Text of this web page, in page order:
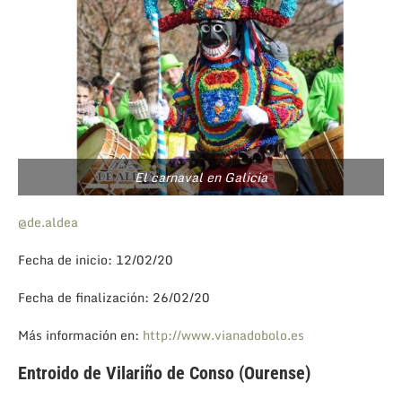
El carnaval en Galicia
@de.aldea
Fecha de inicio: 12/02/20
Fecha de finalización: 26/02/20
Más información en: http://www.vianadobolo.es
Entroido de Vilariño de Conso (Ourense)